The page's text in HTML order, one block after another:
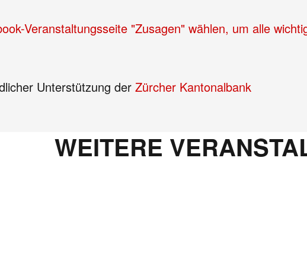
Veranstaltungsseite "Zusagen" wählen, um alle
Unterstützung der Zürcher Kantonalbank
WEITERE